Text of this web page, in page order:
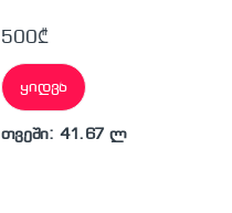
500₾
ყიდვა
თვეში: 41.67 ლ